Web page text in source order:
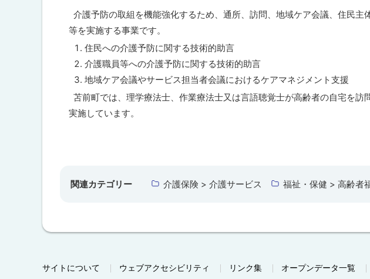
プ
に
介護予防の取組を機能強化するため、通所、訪問、地域ケア会議、住民
等を実施する事業です。
住民への介護予防に関する技術的助言
介護職員等への介護予防に関する技術的助言
地域ケア会議やサービス担当者会議におけるケアマネジメント支援
苫前町では、理学療法士、作業療法士又は言語聴覚士が高齢者の自宅を訪
実施しています。
プ
関連カテゴリー 介護保険 > 介護サービス 福祉・保健 > 高齢者
サイトについて ウェブアクセシビリティ リンク集 オープンデータ一覧